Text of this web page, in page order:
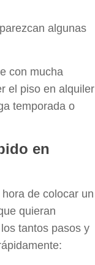
algunas
con mucha
el piso en alquiler
temporada o
en
de colocar un
quieran
tantos pasos y